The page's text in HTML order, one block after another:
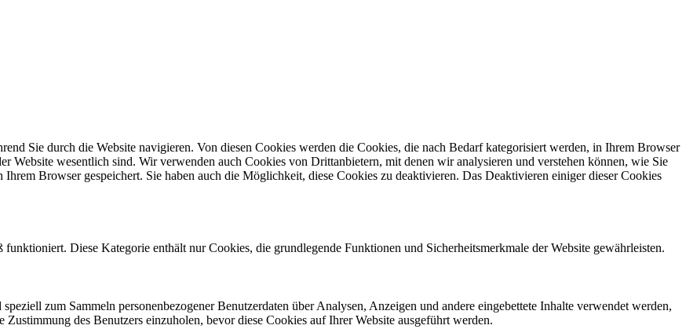
Sie durch die Website navigieren. Von diesen Cookies werden die Cookies, die nach Bedarf kategorisiert werden, in Ihrem Browser
Website wesentlich sind. Wir verwenden auch Cookies von Drittanbietern, mit denen wir analysieren und verstehen können, wie Sie
Browser gespeichert. Sie haben auch die Möglichkeit, diese Cookies zu deaktivieren. Das Deaktivieren einiger dieser Cookies
Diese Kategorie enthält nur Cookies, die grundlegende Funktionen und Sicherheitsmerkmale der Website gewährleisten.
zum Sammeln personenbezogener Benutzerdaten über Analysen, Anzeigen und andere eingebettete Inhalte verwendet werden,
des Benutzers einzuholen, bevor diese Cookies auf Ihrer Website ausgeführt werden.